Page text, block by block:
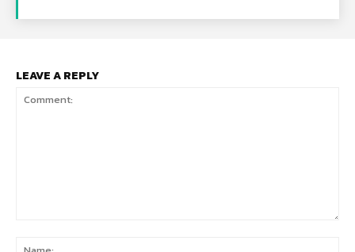
LEAVE A REPLY